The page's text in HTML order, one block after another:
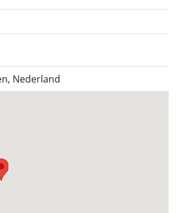
Nederland